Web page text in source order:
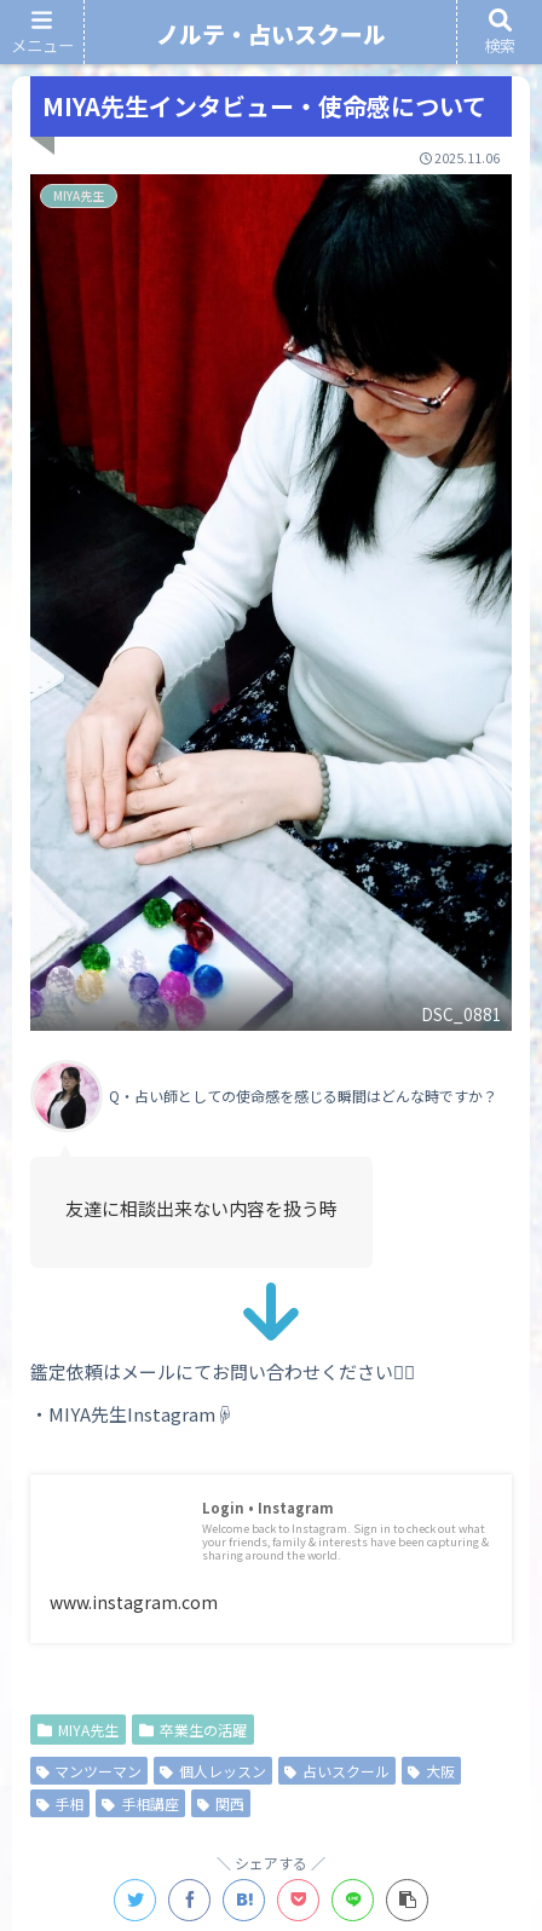
ノルテ・占いスクール
MIYA先生インタビュー・使命感について
2025.11.06
MIYA先生
DSC_0881
Q・占い師としての使命感を感じる瞬間はどんな時ですか？
友達に相談出来ない内容を扱う時
鑑定依頼はメールにてお問い合わせください💁‍♀️
・MIYA先生Instagram☟
Login • Instagram
Welcome back to Instagram. Sign in to check out what
your friends, family & interests have been capturing &
sharing around the world.
www.instagram.com
MIYA先生 卒業生の活躍
マンツーマン 個人レッスン 占いスクール
大阪
手相
手相講座 関西
シェアする
メニュー ノルテ・占いスクール 検索